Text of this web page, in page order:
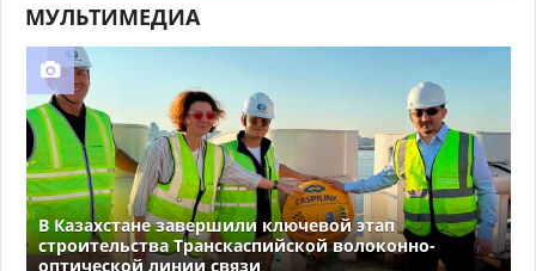
МУЛЬТИМЕДИА
В Казахстане завершили ключевой этап
строительства Транскаспийской волоконно-
оптической линии связи